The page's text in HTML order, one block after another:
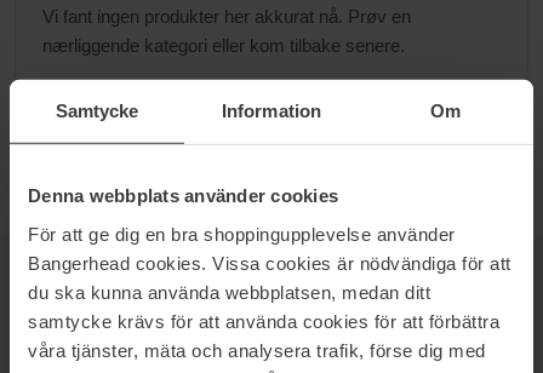
Samtycke Information Om
Denna webbplats använder cookies
För att ge dig en bra shoppingupplevelse använder
Bangerhead cookies. Vissa cookies är nödvändiga för att
du ska kunna använda webbplatsen, medan ditt
samtycke krävs för att använda cookies för att förbättra
våra tjänster, mäta och analysera trafik, förse dig med
Vi fant ingen produkter her akkurat nå. Prøv en
nærliggende kategori eller kom tilbake senere.
Gå til B
NYHETSBREVVÆR FØRST UTE